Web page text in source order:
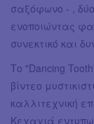
σαξόφωνο - ,
ενοποιώντας
συνεκτικό και
Το "Dancing
βίντεο
καλλιτεχνική
Κεχαγιά